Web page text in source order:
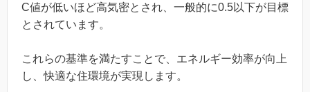
C値が低いほど高気密とされ、一般的に0.5以下が目標
とされています。
これらの基準を満たすことで、エネルギー効率が向上
し、快適な住環境が実現します。